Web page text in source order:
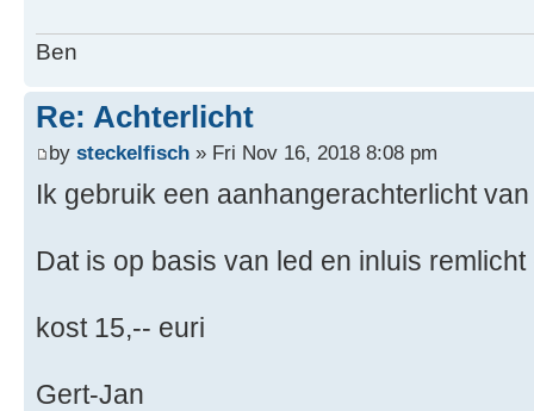
Ben
Re: Achterlicht
by steckelfisch » Fri Nov 16, 2018 8:08 pm
Ik gebruik een aanhangerachterlicht
Dat is op basis van led en inluis
kost 15,-- euri
Gert-Jan